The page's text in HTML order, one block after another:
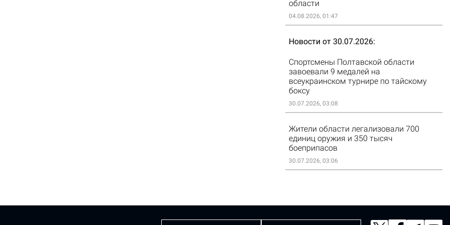
области
04.08.2026, 01:47
Новости от 30.07.2026
Спортсмены Полтавской области
завоевали 9 медалей на
всеукраинском турнире по тайскому
боксу
30.07.2026, 03:08
Жители области легализовали 700
единиц оружия и 350 тысяч
боеприпасов
30.07.2026, 03:06